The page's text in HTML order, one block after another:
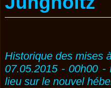
Historique des mises
07.05.2015 - 00h00
lieu sur le nouvel